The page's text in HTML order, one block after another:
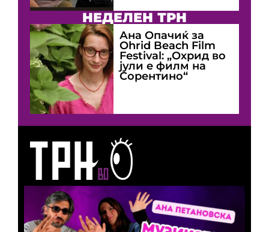
НЕДЕЛЕН ТРН
Ана Опачиќ за
Оhrid Beach Film
Festival: „Охрид во
јули е филм на
Сорентино“